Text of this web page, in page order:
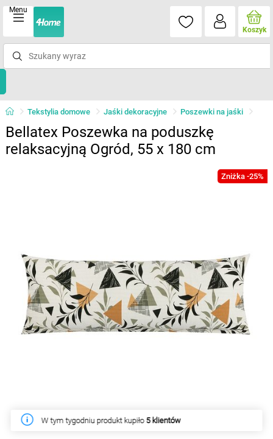
Menu
Koszyk
Tekstylia domowe Jaśki dekoracyjne Poszewki na jaśki
Bellatex Poszewka na poduszkę
relaksacyjną Ogród, 55 x 180 cm
Zniżka -25%
W tym tygodniu produkt kupiło 5 klientów